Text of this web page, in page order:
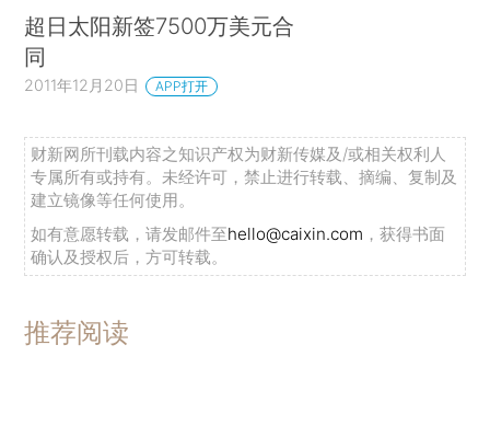
超日太阳新签7500万美元合
同
2011年12月20日 APP打开
财新网所刊载内容之知识产权为财新传媒及/或相关权利人
专属所有或持有。未经许可，禁止进行转载、摘编、复制及
建立镜像等任何使用。
如有意愿转载，请发邮件至hello@caixin.com ，获得书面
确认及授权后，方可转载。
推荐阅读